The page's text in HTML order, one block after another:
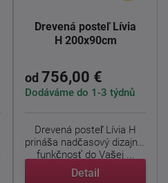
Drevená posteľ Lívia
H 200x90cm
od 756,00 €
Dodáváme do 1-3 týdnů
Drevená posteľ Lívia H
prináša nadčasový dizajn a
funkčnosť do Vašej ...
Detail